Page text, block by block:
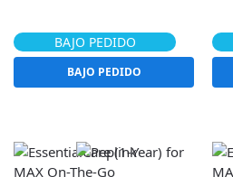
BAJO PEDIDO
BAJO PEDIDO